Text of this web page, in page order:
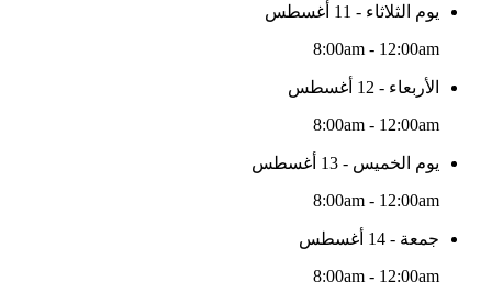
يوم الثلاثاء - 11 أغسطس
8:00am - 12:00am
الأربعاء - 12 أغسطس
8:00am - 12:00am
يوم الخميس - 13 أغسطس
8:00am - 12:00am
جمعة - 14 أغسطس
8:00am - 12:00am